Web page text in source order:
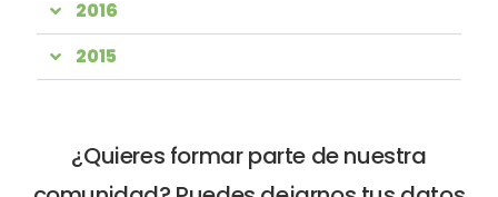
2016
2015
¿Quieres formar parte de nuestra